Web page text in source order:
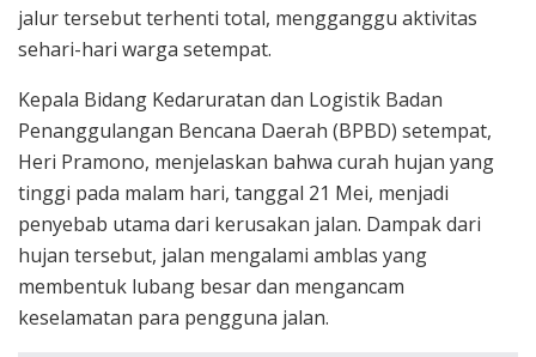
jalur tersebut terhenti total, mengganggu aktivitas
sehari-hari warga setempat.
Kepala Bidang Kedaruratan dan Logistik Badan
Penanggulangan Bencana Daerah (BPBD) setempat,
Heri Pramono, menjelaskan bahwa curah hujan yang
tinggi pada malam hari, tanggal 21 Mei, menjadi
penyebab utama dari kerusakan jalan. Dampak dari
hujan tersebut, jalan mengalami amblas yang
membentuk lubang besar dan mengancam
keselamatan para pengguna jalan.